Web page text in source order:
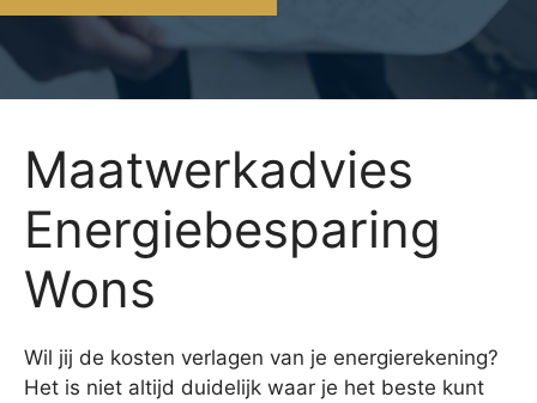
Maatwerkadvies
Energiebesparing
Wons
Wil jij de kosten verlagen van je energierekening?
Het is niet altijd duidelijk waar je het beste kunt